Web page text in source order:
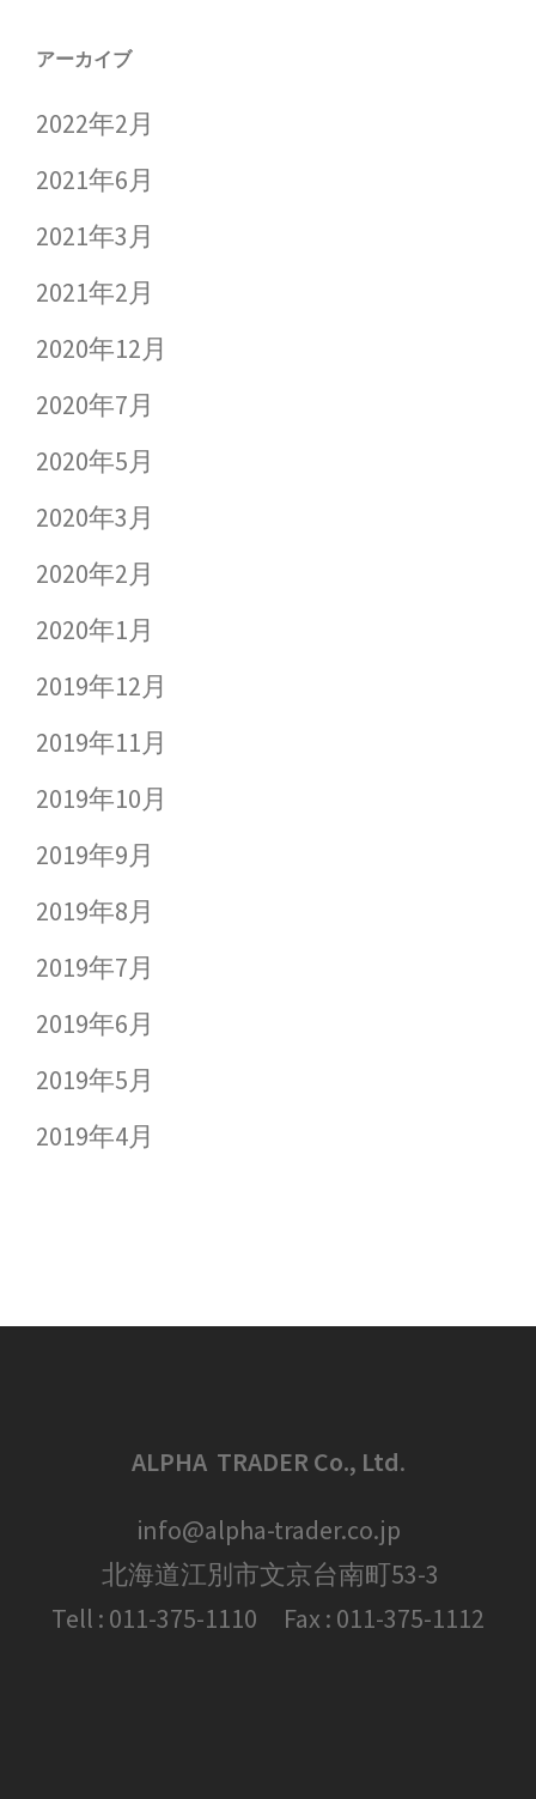
アーカイブ
2022年2月
2021年6月
2021年3月
2021年2月
2020年12月
2020年7月
2020年5月
2020年3月
2020年2月
2020年1月
2019年12月
2019年11月
2019年10月
2019年9月
2019年8月
2019年7月
2019年6月
2019年5月
2019年4月
ALPHA TRADER Co., Ltd.
info@alpha-trader.co.jp
北海道江別市文京台南町53-3
Tell : 011-375-1110 Fax : 011-375-1112